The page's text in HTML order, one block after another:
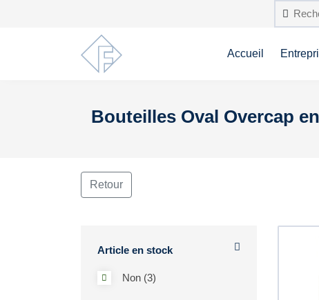
Accueil
Bouteilles Oval Overcap
Retour
Article en stock
Non (3)